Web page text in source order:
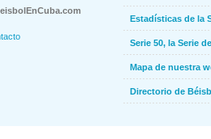
Estadísticas de la
Serie 50, la Serie
Mapa de nuestra
Directorio de